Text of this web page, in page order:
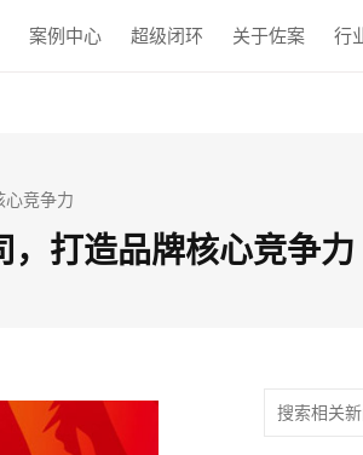
案例中心 超级闭环 关于佐案 行
竞争力
打造品牌核心竞争力